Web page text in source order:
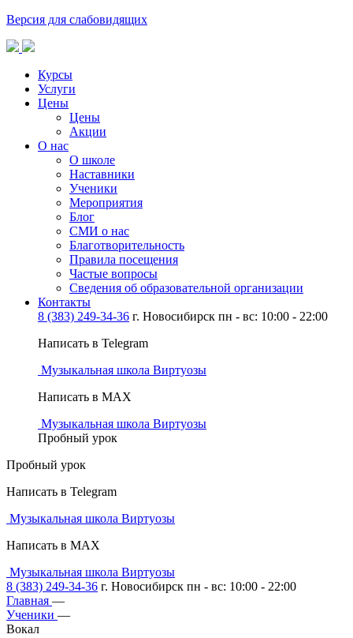
Версия для слабовидящих
Курсы
Услуги
Цены
Цены
Акции
О нас
О школе
Наставники
Ученики
Мероприятия
Блог
СМИ о нас
Благотворительность
Правила посещения
Частые вопросы
Сведения об образовательной организации
Контакты
8 (383) 249-34-36 г. Новосибирск пн - вс: 10:00 - 22:00
Написать в Telegram
Музыкальная школа Виртуозы
Написать в MAX
Музыкальная школа Виртуозы
Пробный урок
Пробный урок
Написать в Telegram
Музыкальная школа Виртуозы
Написать в MAX
Музыкальная школа Виртуозы
8 (383) 249-34-36 г. Новосибирск пн - вс: 10:00 - 22:00
Главная —
Ученики —
Вокал